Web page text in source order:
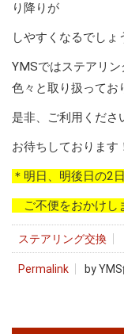
り降りが
しやすくなるでしょ
YMSではステアリ
色々と取り扱ってお
是非、ご利用くださ
お待ちしております
＊明日、明後日の2
ご不便をおかけし
ステアリング交換
Permalink by